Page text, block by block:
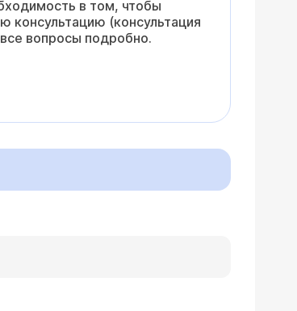
в том, чтобы
консультацию (консультация
вопросы подробно.